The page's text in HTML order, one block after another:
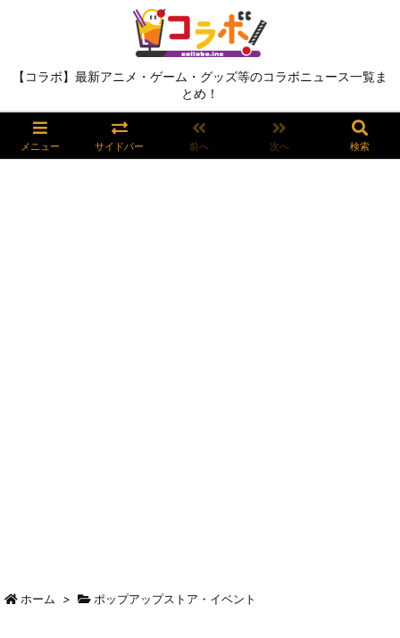
【コラボ】最新アニメ・ゲーム・グッズ等のコラボニュース一覧ま
とめ！
メニュー サイドバー 前へ 次へ 検索
ホーム > ポップアップストア・イベント